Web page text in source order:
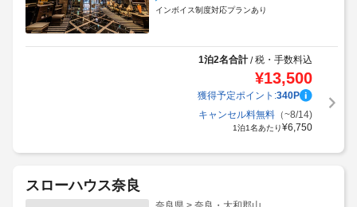
インボイス制度対応プランあり
1泊2名合計/税・手数料込
¥13,500
獲得予定ポイント:340P
キャンセル料無料（~8/14)
1泊1名あたり¥6,750
スローハウス奈良